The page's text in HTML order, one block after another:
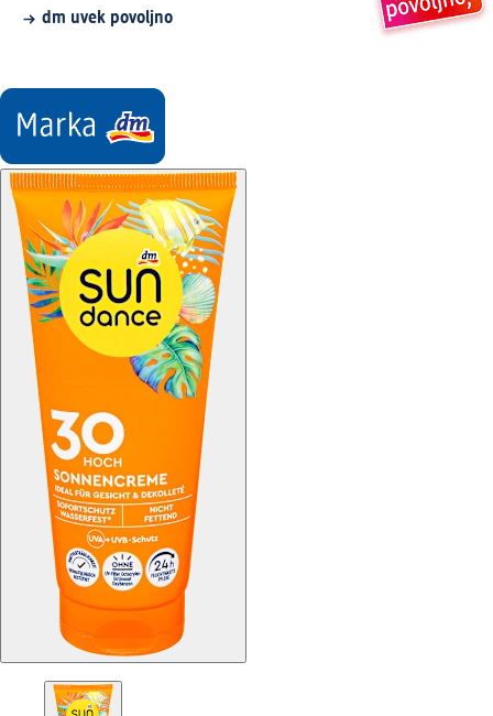
dm uvek povoljno